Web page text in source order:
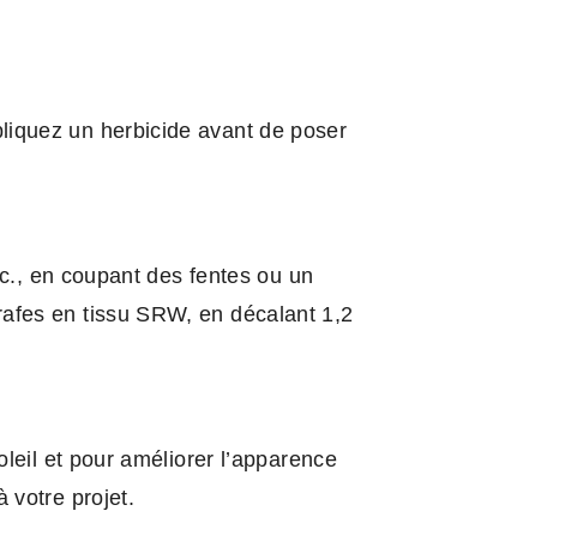
un herbicide avant de poser
en coupant des fentes ou un
en tissu SRW, en décalant 1,2
et pour améliorer l’apparence
votre projet.